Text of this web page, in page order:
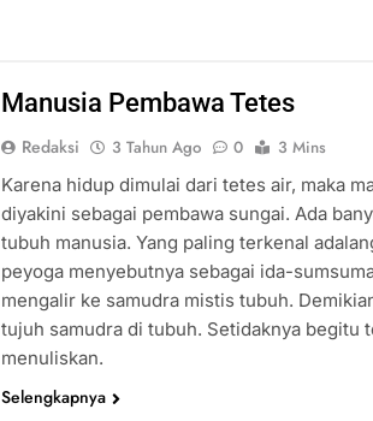
Manusia Pembawa Tetes
Redaksi 3 Tahun Ago 0
3 Mins
Karena hidup dimulai dari tetes air, maka
diyakini sebagai pembawa sungai. Ada
tubuh manusia. Yang paling terkenal
peyoga menyebutnya sebagai ida-
mengalir ke samudra mistis tubuh.
tujuh samudra di tubuh. Setidaknya begitu
menuliskan.
Selengkapnya